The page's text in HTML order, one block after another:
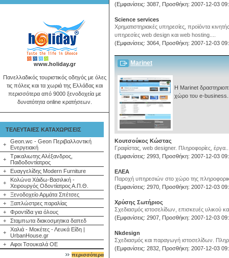
www.holiday.gr
Πανελλαδικός τουριστικός οδηγός με όλες
τις πόλεις και τα χωριά της Ελλάδας και
περισσότερα από 9000 ξενοδοχεία με
δυνατότητα online κρατήσεων.
ΤΕΛΕΥΤΑΙΕΣ ΚΑΤΑΧΩΡΙΣΕΙΣ
+
Geon.wc - Geon Περιβαλλοντική
Ενεργειακή
+
Τρικαλιωτης Αλέξανδρος,
Παιδοδοντίατρος
+
Ευαγγελίδης Modern Furniture
+
Κολώνα Χάιδω-Βασιλική -
Χειρουργός Οδοντίατρος Α.Π.Θ.
+
Ξενοδοχείο Αρμάτα Σπέτσες
+
Ξαπλώστρες παραλίας
+
Φροντίδα για όλους
+
Σταμπωτα διακοσμητικα δαπεδ
+
Χαλιά - Μοκέτες - Λευκά Είδη |
UrbanHouse.gr
+
Αφοι Τσουκαλά ΟΕ
περισσότερα
(Εμφανίσεις: 3087, Προσθήκη: 2007-12-03
Science services
Χρηματιστηριακές υπηρεσίες, προϊόντα
υπηρεσίες web design και web hosting....
(Εμφανίσεις: 3064, Προσθήκη: 2007-12-03
Marinet
Η Marinet
χώρο του e-
Κουτσούκος Κώστας
Γραφίστας, web designer. Πληροφορίες,
(Εμφανίσεις: 2993, Προσθήκη: 2007-12-03
ΕΛΕΑ
Παροχή υπηρεσιών στο χώρο της
(Εμφανίσεις: 2970, Προσθήκη: 2007-12-03
Χρύσης Σωτήριος
Σχεδιασμός ιστοσελίδων, επισκευές υλικού
(Εμφανίσεις: 2907, Προσθήκη: 2007-12-03
Nkdesign
Σχεδιασμός και παραγωγή ιστοσελίδων.
(Εμφανίσεις: 2832, Προσθήκη: 2007-12-03